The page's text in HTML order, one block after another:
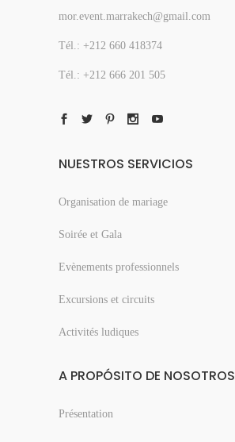
mor.event.marrakech@gmail.com
Tél.: +212 660 418374
Tél.: +212 666 201 505
NUESTROS SERVICIOS
Organisation de mariage
Soirée et Gala
Evènements professionnels
Excursions et circuits
Activités ludiques
A PROPÓSITO DE NOSOTROS
Présentation